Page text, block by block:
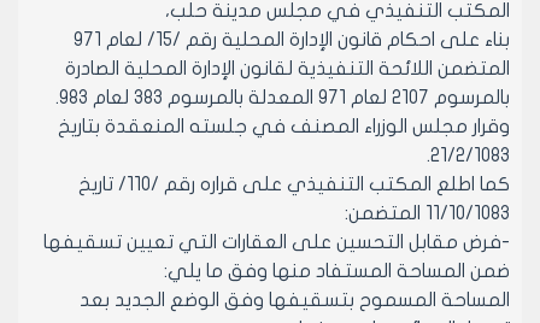
المكتب التنفيذي في مجلس مدينة حلب،
بناء على احكام قانون الإدارة المحلية رقم /15/ لعام 971
المتضمن اللائحة التنفيذية لقانون الإدارة المحلية الصادرة
بالمرسوم 2107 لعام 971 المعدلة بالمرسوم 383 لعام 983.
وقرار مجلس الوزراء المصنف في جلسته المنعقدة بتاريخ
21/2/1083.
كما اطلع المكتب التنفيذي على قراره رقم /110/ تاريخ
11/10/1083 المتضمن:
-فرض مقابل التحسين على العقارات التي تعيين تسقيفها
ضمن المساحة المستفاد منها وفق ما يلي:
المساحة المسموح بتسقيفها وفق الوضع الجديد بعد